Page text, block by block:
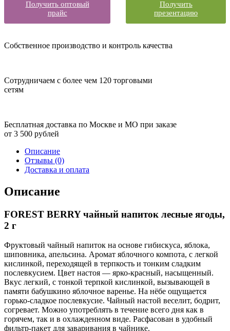
Получить оптовый
прайс
Получить
презентацию
Собственное производство и контроль качества
Сотрудничаем с более чем 120 торговыми
сетям
Бесплатная доставка по Москве и МО при заказе
от 3 500 рублей
Описание
Отзывы (0)
Доставка и оплата
Описание
FOREST BERRYчайный напиток лесные ягоды,
2 г
Фруктовый чайный напиток на основе гибискуса, яблока,
шиповника, апельсина. Аромат яблочного компота, с легкой
кислинкой, переходящей в терпкость и тонким сладким
послевкусием. Цвет настоя — ярко-красный, насыщенный.
Вкус легкий, с тонкой терпкой кислинкой, вызывающей в
памяти бабушкино яблочное варенье. На нёбе ощущается
горько-сладкое послевкусие. Чайный настой веселит, бодрит,
согревает. Можно употреблять в течение всего дня как в
горячем, так и в охлажденном виде. Расфасован в удобный
фильтр-пакет для заваривания в чайнике.